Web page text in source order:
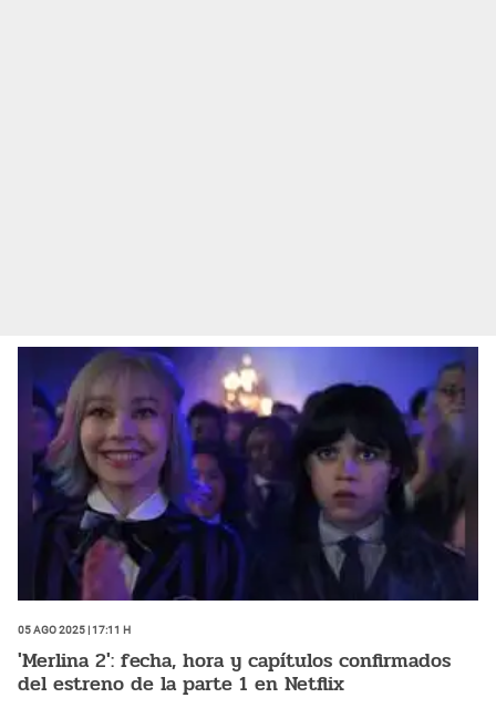
05 Ago 2025 | 17:11 h
'Merlina 2': fecha, hora y capítulos confirmados
del estreno de la parte 1 en Netflix